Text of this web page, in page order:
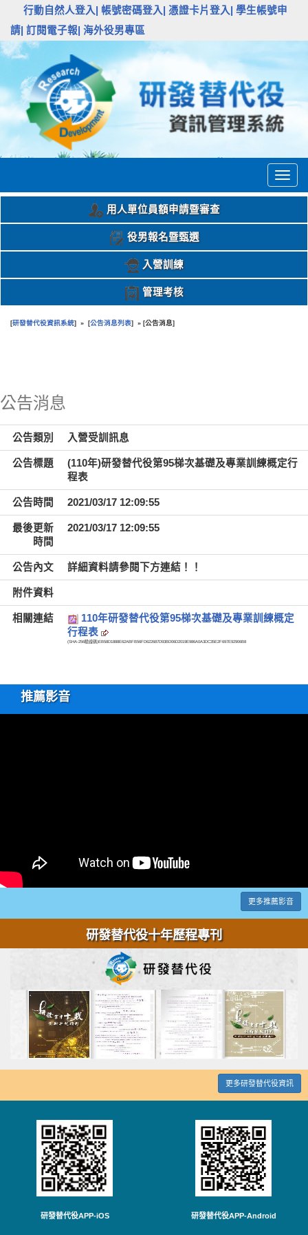
行動自然人登入| 帳號密碼登入| 憑證卡片登入|
學生帳號申
請| 訂閱電子報| 海外役男專區
用人單位員額申請暨審查
役男報名暨甄選
入營訓練
管理考核
[研發替代役資訊系統] » [公告消息列表] » [公告消息]
公告消息
公告類別 入營受訓訊息
公告標題
(110年)研發替代役第95梯次基礎及專業訓練概定行
程表
公告時間 2021/03/17 12:09:55
最後更新
時間
2021/03/17 12:09:55
公告內文 詳細資料請參閱下方連結！！
附件資料
相關連結
110年研發替代役第95梯次基礎及專業訓練概定
行程表
(SHA-256驗證碼)EB58D1888E62ABFB56FD622687D93BD06D2019E986A0A3DC35E2F697E92906B8
推薦影音
更多推薦影音
研發替代役十年歷程專刊
更多研發替代役資訊
研發替代役APP-iOS 研發替代役APP-Android